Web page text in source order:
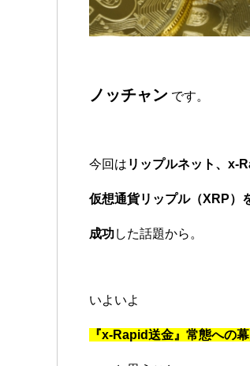
ノッチャン です。
今回は リップルネット、x-
仮想通貨リップル（XRP）
成功した話題から。
いよいよ
『x-Rapid送金』常態への